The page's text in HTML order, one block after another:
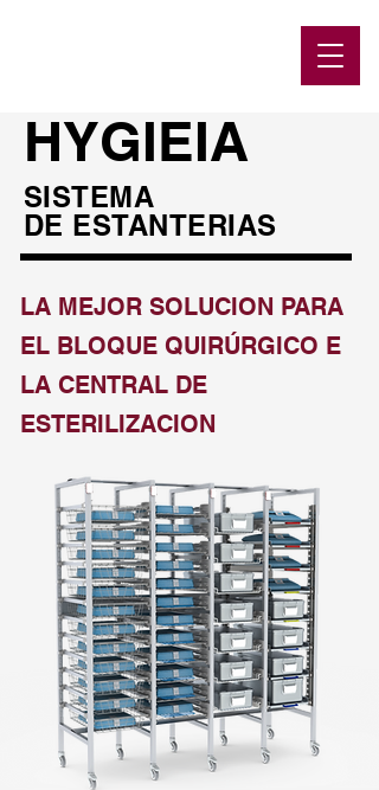
HYGIEIA
SISTEMA
DE ESTANTERIAS
LA MEJOR SOLUCION PARA
EL BLOQUE QUIRÚRGICO E
LA CENTRAL DE
ESTERILIZACION